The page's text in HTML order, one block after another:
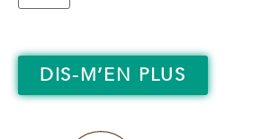
DIS-M’EN PLUS